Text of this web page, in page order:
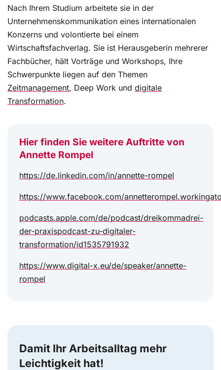
Nach Ihrem Studium arbeitete sie in der
Unternehmenskommunikation eines internationalen
Konzerns und volontierte bei einem
Wirtschaftsfachverlag. Sie ist Herausgeberin mehrerer
Fachbücher, hält Vorträge und Workshops, Ihre
Schwerpunkte liegen auf den Themen
Zeitmanagement, Deep Work und digitale
Transformation.
Hier finden Sie weitere Auftritte von
Annette Rompel
https://de.linkedin.com/in/annette-rompel
https://www.facebook.com/
podcasts.apple.com/de/podcast/dreikommadrei-
der-praxispodcast-zu-digitaler-
transformation/id1535791932
https://www.digital-x.eu/de/speaker/annette-
rompel
Damit Ihr Arbeitsalltag mehr
Leichtigkeit hat!